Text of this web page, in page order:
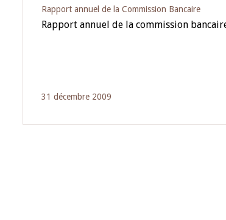
Rapport annuel de la Commission Bancaire
Rapport annuel de la commission
31 décembre 2009